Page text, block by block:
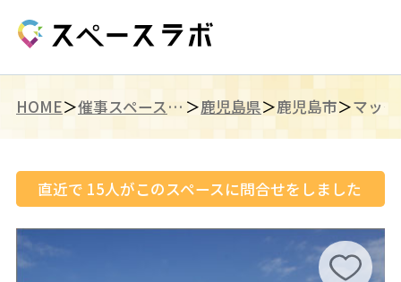
HOME 催事スペース（九州） 鹿児島県 鹿児島市
直近で 15人がこのスペースに問合せをしました